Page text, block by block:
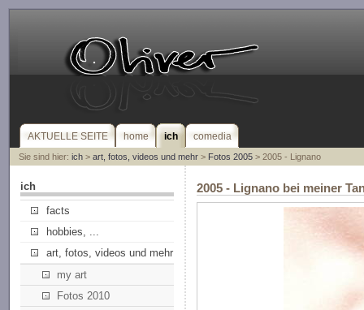
AKTUELLE SEITE home ich comedia
Sie sind hier: ich> art, fotos, videos und mehr> Fotos 2005> 2005 - Lignano
ich
facts
hobbies, ...
art, fotos, videos und mehr
my art
Fotos 2010
2005 - Lignano bei meiner